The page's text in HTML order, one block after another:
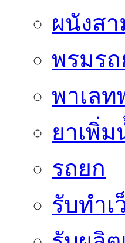
ผนังส
พรมร
พาเล
ยาเพิ่
รถยก
รับทำเ